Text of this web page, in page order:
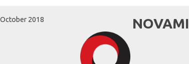
2018